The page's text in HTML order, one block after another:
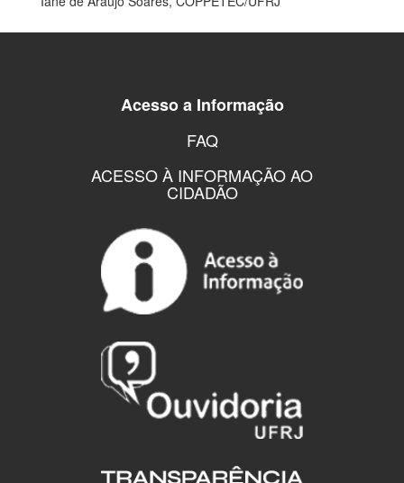
Acesso a Informação
FAQ
ACESSO À INFORMAÇÃO AO
CIDADÃO